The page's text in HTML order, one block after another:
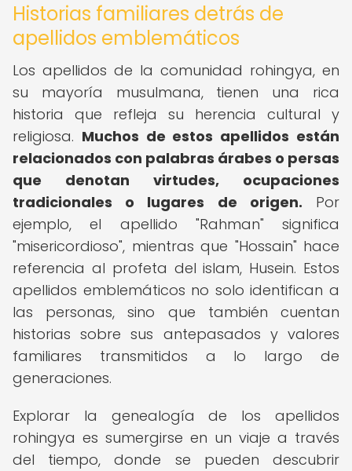
Historias familiares detrás de
apellidos emblemáticos
Los apellidos de la comunidad rohingya, en
su mayoría musulmana, tienen una rica
historia que refleja su herencia cultural y
religiosa. Muchos de estos apellidos están
relacionados con palabras árabes o persas
que denotan virtudes, ocupaciones
tradicionales o lugares de origen. Por
ejemplo, el apellido "Rahman" significa
"misericordioso", mientras que "Hossain" hace
referencia al profeta del islam, Husein. Estos
apellidos emblemáticos no solo identifican a
las personas, sino que también cuentan
historias sobre sus antepasados y valores
familiares transmitidos a lo largo de
generaciones.
Explorar la genealogía de los apellidos
rohingya es sumergirse en un viaje a través
del tiempo, donde se pueden descubrir